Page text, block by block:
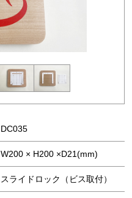
DC035
W200 × H200 ×D21(mm)
スライドロック（ビス取付）